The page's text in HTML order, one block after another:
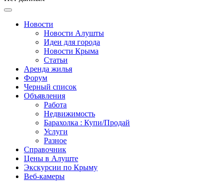
Новости
Новости Алушты
Идеи для города
Новости Крыма
Статьи
Аренда жилья
Форум
Черный список
Объявления
Работа
Недвижимость
Барахолка : Купи/Продай
Услуги
Разное
Справочник
Цены в Алуште
Экскурсии по Крыму
Веб-камеры